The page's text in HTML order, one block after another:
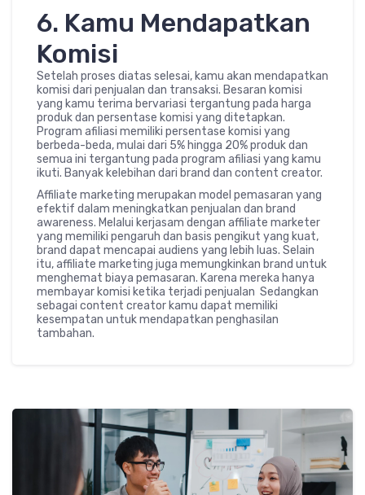
6. Kamu Mendapatkan
Komisi
Setelah proses diatas selesai, kamu akan mendapatkan
komisi dari penjualan dan transaksi. Besaran komisi
yang kamu terima bervariasi tergantung pada harga
produk dan persentase komisi yang ditetapkan.
Program afiliasi memiliki persentase komisi yang
berbeda-beda, mulai dari 5% hingga 20% produk dan
semua ini tergantung pada program afiliasi yang kamu
ikuti. Banyak kelebihan dari brand dan content creator.
Affiliate marketing merupakan model pemasaran yang
efektif dalam meningkatkan penjualan dan brand
awareness. Melalui kerjasam dengan affiliate marketer
yang memiliki pengaruh dan basis pengikut yang kuat,
brand dapat mencapai audiens yang lebih luas. Selain
itu, affiliate marketing juga memungkinkan brand untuk
menghemat biaya pemasaran. Karena mereka hanya
membayar komisi ketika terjadi penjualan Sedangkan
sebagai content creator kamu dapat memiliki
kesempatan untuk mendapatkan penghasilan
tambahan.